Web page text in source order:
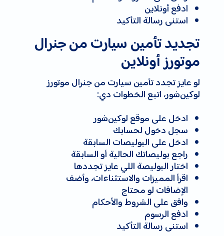
ادفع أونلاين
استنى رسالة التأكيد
تجديد تأمين سيارت من جنرال
موتورز أونلاين
لو عايز تجدد تأمين سيارت من جنرال موتورز
لوكين‌شور، اتبع الخطوات دي:
ادخل على موقع لوكين‌شور
سجل دخول لحسابك
ادخل على البوليصات السابقة
راجع بوليصاتك الحالية أو السابقة
اختار البوليصة اللي عايز تجددها
اقرأ المميزات والاستثناءات، وأضف
الإضافات لو محتاج
وافق على الشروط والأحكام
ادفع الرسوم
استنى رسالة التأكيد